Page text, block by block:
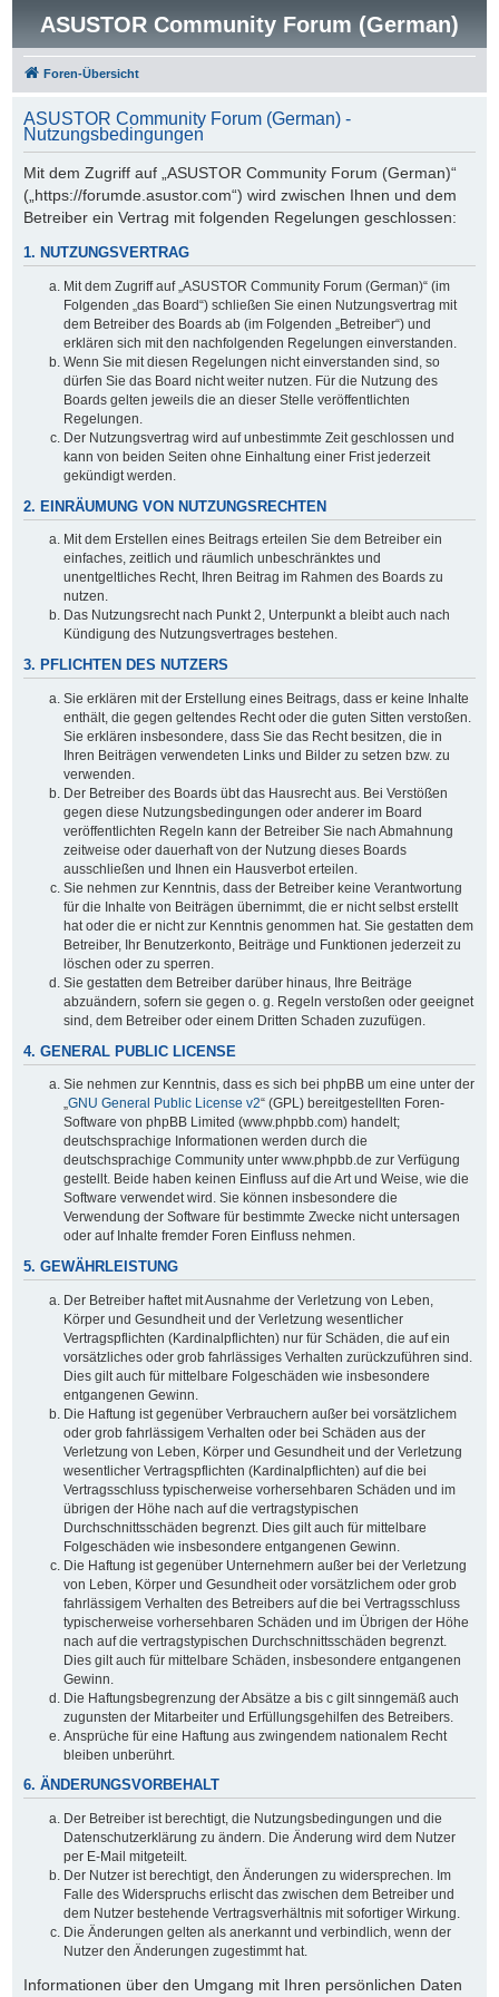
ASUSTOR Community Forum (German)
Foren-Übersicht
ASUSTOR Community Forum (German) -
Nutzungsbedingungen
Mit dem Zugriff auf „ASUSTOR Community Forum (German)“
(„https://forumde.asustor.com“) wird zwischen Ihnen und dem
Betreiber ein Vertrag mit folgenden Regelungen geschlossen:
1. NUTZUNGSVERTRAG
Mit dem Zugriff auf „ASUSTOR Community Forum (German)“ (im
Folgenden „das Board“) schließen Sie einen Nutzungsvertrag mit
dem Betreiber des Boards ab (im Folgenden „Betreiber“) und
erklären sich mit den nachfolgenden Regelungen einverstanden.
Wenn Sie mit diesen Regelungen nicht einverstanden sind, so
dürfen Sie das Board nicht weiter nutzen. Für die Nutzung des
Boards gelten jeweils die an dieser Stelle veröffentlichten
Regelungen.
Der Nutzungsvertrag wird auf unbestimmte Zeit geschlossen und
kann von beiden Seiten ohne Einhaltung einer Frist jederzeit
gekündigt werden.
2. EINRÄUMUNG VON NUTZUNGSRECHTEN
Mit dem Erstellen eines Beitrags erteilen Sie dem Betreiber ein
einfaches, zeitlich und räumlich unbeschränktes und
unentgeltliches Recht, Ihren Beitrag im Rahmen des Boards zu
nutzen.
Das Nutzungsrecht nach Punkt 2, Unterpunkt a bleibt auch nach
Kündigung des Nutzungsvertrages bestehen.
3. PFLICHTEN DES NUTZERS
Sie erklären mit der Erstellung eines Beitrags, dass er keine Inhalte
enthält, die gegen geltendes Recht oder die guten Sitten verstoßen.
Sie erklären insbesondere, dass Sie das Recht besitzen, die in
Ihren Beiträgen verwendeten Links und Bilder zu setzen bzw. zu
verwenden.
Der Betreiber des Boards übt das Hausrecht aus. Bei Verstößen
gegen diese Nutzungsbedingungen oder anderer im Board
veröffentlichten Regeln kann der Betreiber Sie nach Abmahnung
zeitweise oder dauerhaft von der Nutzung dieses Boards
ausschließen und Ihnen ein Hausverbot erteilen.
Sie nehmen zur Kenntnis, dass der Betreiber keine Verantwortung
für die Inhalte von Beiträgen übernimmt, die er nicht selbst erstellt
hat oder die er nicht zur Kenntnis genommen hat. Sie gestatten dem
Betreiber, Ihr Benutzerkonto, Beiträge und Funktionen jederzeit zu
löschen oder zu sperren.
Sie gestatten dem Betreiber darüber hinaus, Ihre Beiträge
abzuändern, sofern sie gegen o. g. Regeln verstoßen oder geeignet
sind, dem Betreiber oder einem Dritten Schaden zuzufügen.
4. GENERAL PUBLIC LICENSE
Sie nehmen zur Kenntnis, dass es sich bei phpBB um eine unter der
„GNU General Public License v2“ (GPL) bereitgestellten Foren-
Software von phpBB Limited (www.phpbb.com) handelt;
deutschsprachige Informationen werden durch die
deutschsprachige Community unter www.phpbb.de zur Verfügung
gestellt. Beide haben keinen Einfluss auf die Art und Weise, wie die
Software verwendet wird. Sie können insbesondere die
Verwendung der Software für bestimmte Zwecke nicht untersagen
oder auf Inhalte fremder Foren Einfluss nehmen.
5. GEWÄHRLEISTUNG
Der Betreiber haftet mit Ausnahme der Verletzung von Leben,
Körper und Gesundheit und der Verletzung wesentlicher
Vertragspflichten (Kardinalpflichten) nur für Schäden, die auf ein
vorsätzliches oder grob fahrlässiges Verhalten zurückzuführen sind.
Dies gilt auch für mittelbare Folgeschäden wie insbesondere
entgangenen Gewinn.
Die Haftung ist gegenüber Verbrauchern außer bei vorsätzlichem
oder grob fahrlässigem Verhalten oder bei Schäden aus der
Verletzung von Leben, Körper und Gesundheit und der Verletzung
wesentlicher Vertragspflichten (Kardinalpflichten) auf die bei
Vertragsschluss typischerweise vorhersehbaren Schäden und im
übrigen der Höhe nach auf die vertragstypischen
Durchschnittsschäden begrenzt. Dies gilt auch für mittelbare
Folgeschäden wie insbesondere entgangenen Gewinn.
Die Haftung ist gegenüber Unternehmern außer bei der Verletzung
von Leben, Körper und Gesundheit oder vorsätzlichem oder grob
fahrlässigem Verhalten des Betreibers auf die bei Vertragsschluss
typischerweise vorhersehbaren Schäden und im Übrigen der Höhe
nach auf die vertragstypischen Durchschnittsschäden begrenzt.
Dies gilt auch für mittelbare Schäden, insbesondere entgangenen
Gewinn.
Die Haftungsbegrenzung der Absätze a bis c gilt sinngemäß auch
zugunsten der Mitarbeiter und Erfüllungsgehilfen des Betreibers.
Ansprüche für eine Haftung aus zwingendem nationalem Recht
bleiben unberührt.
6. ÄNDERUNGSVORBEHALT
Der Betreiber ist berechtigt, die Nutzungsbedingungen und die
Datenschutzerklärung zu ändern. Die Änderung wird dem Nutzer
per E-Mail mitgeteilt.
Der Nutzer ist berechtigt, den Änderungen zu widersprechen. Im
Falle des Widerspruchs erlischt das zwischen dem Betreiber und
dem Nutzer bestehende Vertragsverhältnis mit sofortiger Wirkung.
Die Änderungen gelten als anerkannt und verbindlich, wenn der
Nutzer den Änderungen zugestimmt hat.
Informationen über den Umgang mit Ihren persönlichen Daten